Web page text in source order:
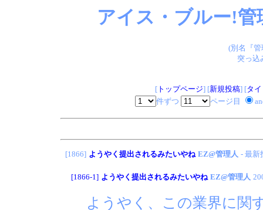
アイス・ブルー!
(別名『
突っ込
[トップページ] [新規投稿] [タ
件ずつ
ページ目
[1866] ようやく提出されるみたいやね EZ@管理人 - 最新
[1866-1] ようやく提出されるみたいやね EZ@管理人
ようやく、この業界に関